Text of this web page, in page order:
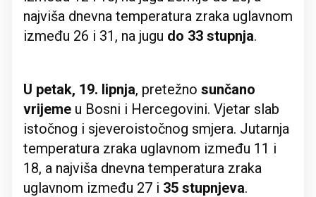
najviša dnevna temperatura zraka uglavnom
između 26 i 31, na jugu do 33 stupnja.
U petak, 19. lipnja, pretežno sunčano
vrijeme u Bosni i Hercegovini. Vjetar slab
istočnog i sjeveroistočnog smjera. Jutarnja
temperatura zraka uglavnom između 11 i
18, a najviša dnevna temperatura zraka
uglavnom između 27 i 35 stupnjeva.